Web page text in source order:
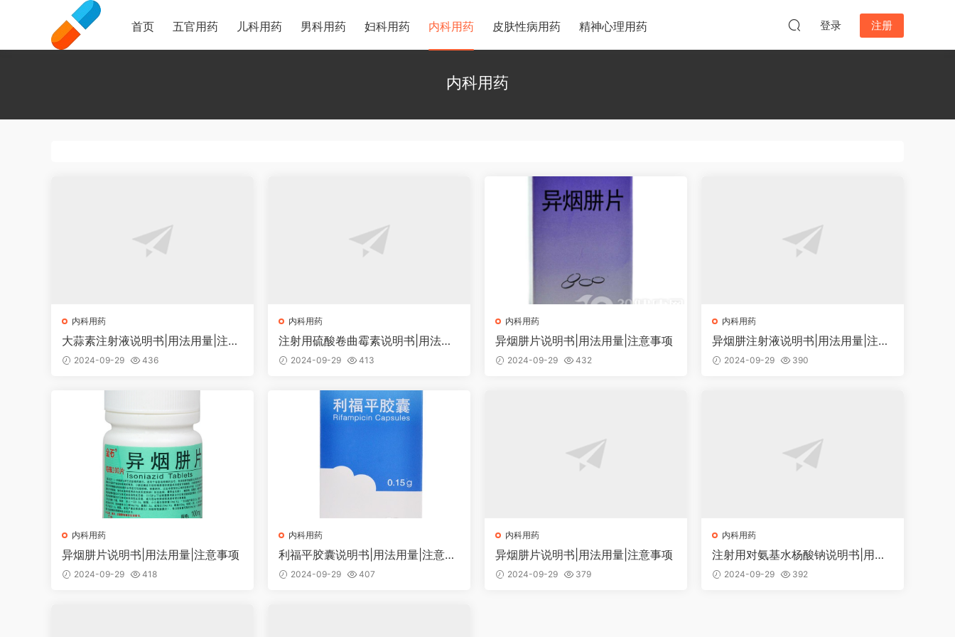
首页 五官用药 儿科用药 男科用药 妇科用药 内科用药 皮肤性病用药 精神心理用药 登录 注册
内科用药
内科用药
大蒜素注射液说明书|用法用量|注意
事项2024-09-29 436
内科用药
注射用硫酸卷曲霉素说明书|用法用
量|注意事项
2024-09-29 413
内科用药
异烟肼片说明书|用法用量|注意事项
2024-09-29 432
内科用药
异烟肼注射液说明书|用法用量|注意
事项2024-09-29 390
内科用药
异烟肼片说明书|用法用量|注意事项
2024-09-29 418
内科用药
利福平胶囊说明书|用法用量|注意事
项 2024-09-29 407
内科用药
异烟肼片说明书|用法用量|注意事项
2024-09-29 379
内科用药
注射用对氨基水杨酸钠说明书|用法
用量|注意事项
2024-09-29 392